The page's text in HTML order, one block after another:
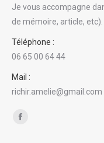
Je vous accompagne
de mémoire, article, etc).
Téléphone :
06 65 00 64 44
Mail :
richir.amelie@gmail.com
Trouvez nous sur :
Facebook